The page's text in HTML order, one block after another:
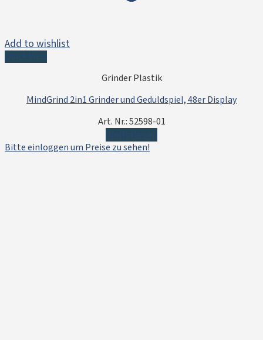
Add to wishlist
Grinder Plastik
MindGrind 2in1 Grinder und Geduldspiel, 48er Display
Art. Nr.: 52598-01
Bitte einloggen um Preise zu sehen!